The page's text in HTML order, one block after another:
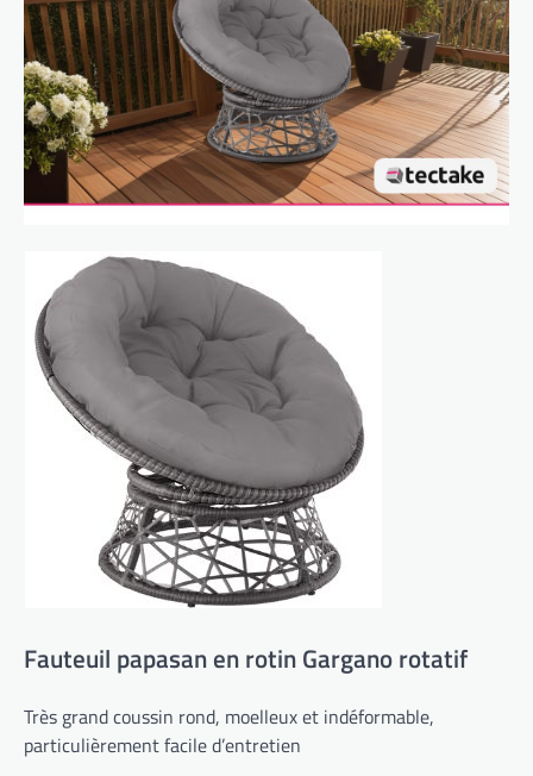
Fauteuil papasan en rotin Gargano rotatif
Très grand coussin rond, moelleux et indéformable,
particulièrement facile d’entretien